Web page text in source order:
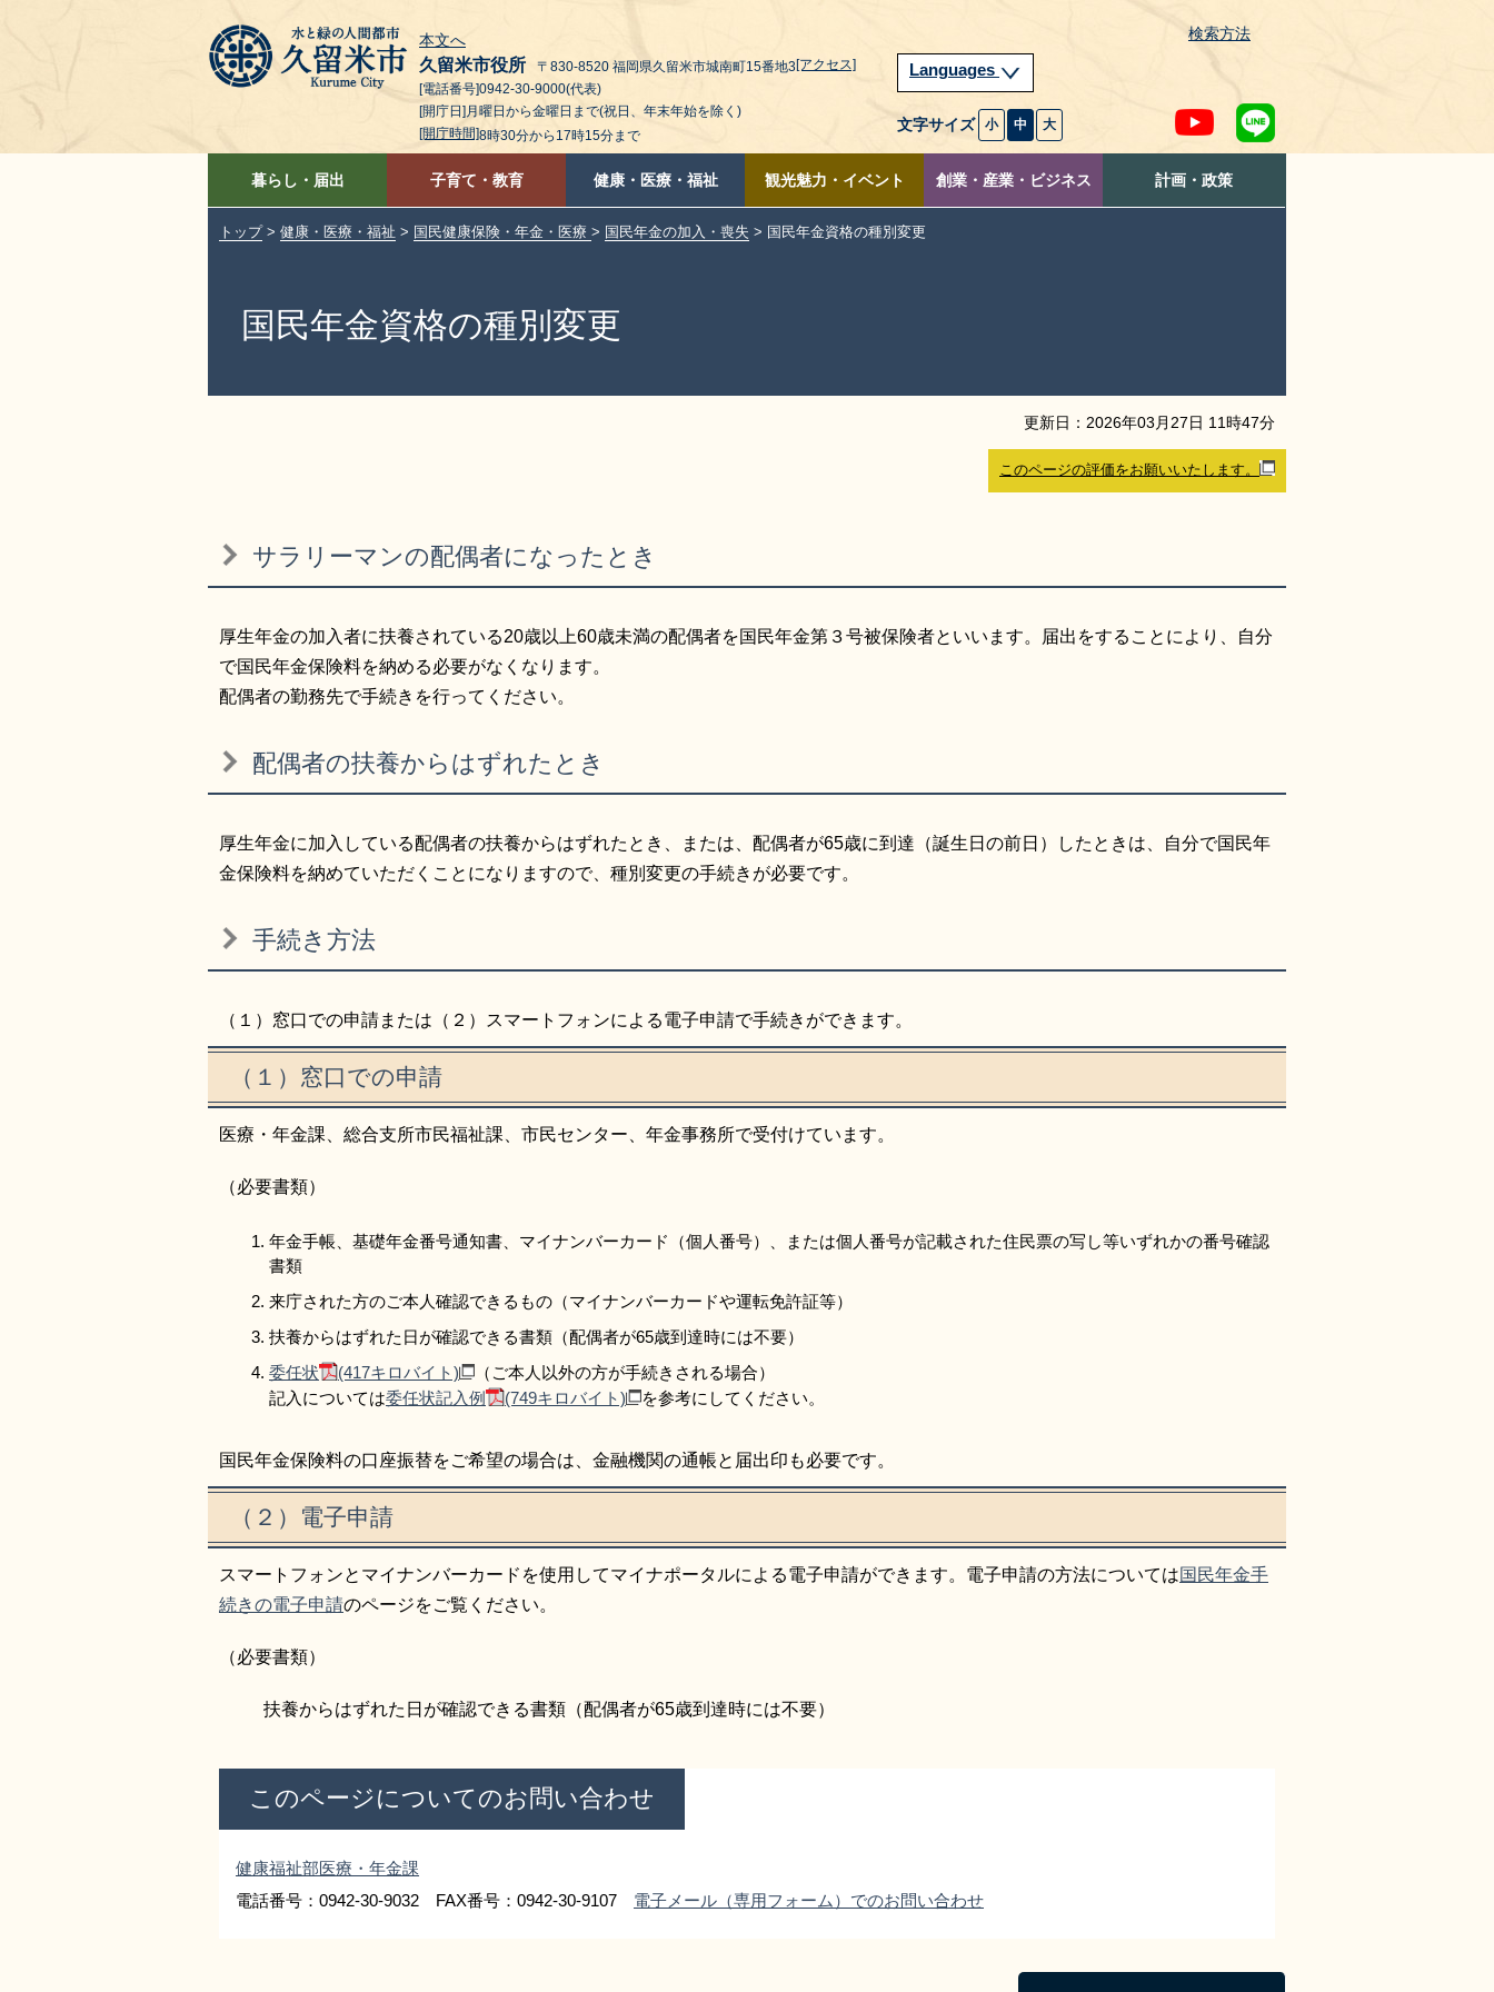
本文へ 検索方法
久留米市役所 〒830-8520 福岡県久留米市城南町15番地3[アクセス]
[電話番号]0942-30-9000(代表)
[開庁日]月曜日から金曜日まで(祝日、年末年始を除く)
[開庁時間]8時30分から17時15分まで
Languages
文字サイズ 小 中 大
暮らし・届出 子育て・教育 健康・医療・福祉 観光魅力・イベント 創業・産業・ビジネス 計画・政策
トップ> 健康・医療・福祉 > 国民健康保険・年金・医療 > 国民年金の加入・喪失 > 国民年金資格の種別変更
国民年金資格の種別変更
更新日： 2026年03 月 27日 11時47分
このページの評価をお願いいたします。
サラリーマンの配偶者になったとき
厚生年金の加入者に扶養されている20歳以上60歳未満の配偶者を国民年金第３号被保険者といいます。届出をすることにより、自分
で国民年金保険料を納める必要がなくなります。
配偶者の勤務先で手続きを行ってください。
配偶者の扶養からはずれたとき
厚生年金に加入している配偶者の扶養からはずれたとき、または、配偶者が65歳に到達（誕生日の前日）したときは、自分で国民年
金保険料を納めていただくことになりますので、種別変更の手続きが必要です。
手続き方法
（１）窓口での申請または（２）スマートフォンによる電子申請で手続きができます。
（１）窓口での申請
医療・年金課、総合支所市民福祉課、市民センター、年金事務所で受付けています。
（必要書類）
年金手帳、基礎年金番号通知書、マイナンバーカード（個人番号）、または個人番号が記載された住民票の写し等いずれかの番号確認
書類
来庁された方のご本人確認できるもの（マイナンバーカードや運転免許証等）
扶養からはずれた日が確認できる書類（配偶者が65歳到達時には不要）
委任状
(417キロバイト)
（ご本人以外の方が手続きされる場合）
記入については委任状記入例 (749キロバイト) を参考にしてください。
国民年金保険料の口座振替をご希望の場合は、金融機関の通帳と届出印も必要です。
（２）電子申請
スマートフォンとマイナンバーカードを使用してマイナポータルによる電子申請ができます。電子申請の方法については国民年金手
続きの電子申請のページをご覧ください。
（必要書類）
扶養からはずれた日が確認できる書類（配偶者が65歳到達時には不要）
このページについてのお問い合わせ
健康福祉部医療・年金課
電話番号：0942-30-9032 FAX番号：0942-30-9107 電子メール（専用フォーム）でのお問い合わせ